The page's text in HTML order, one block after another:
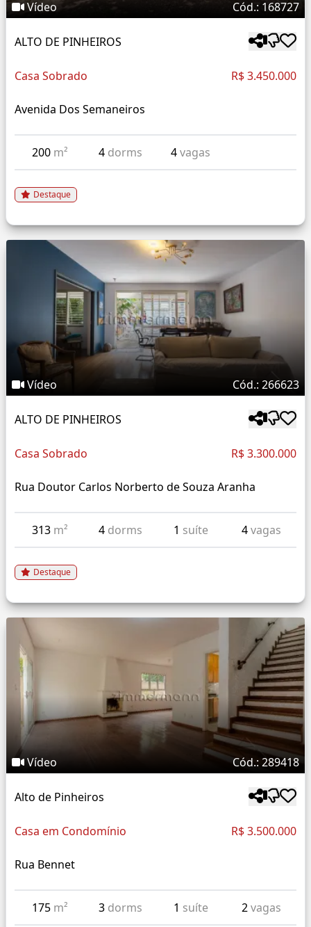
Vídeo Cód.: 168727
ALTO DE PINHEIROS
Casa Sobrado R$ 3.450.000
Avenida Dos Semaneiros
200 m² 4 dorms 4vagas
Destaque
Vídeo Cód.: 266623
ALTO DE PINHEIROS
Casa Sobrado R$ 3.300.000
Rua Doutor Carlos Norberto de Souza Aranha
313 m² 4 dorms 1 suíte 4vagas
Destaque
Vídeo Cód.: 289418
Alto de Pinheiros
Casa em Condomínio R$ 3.500.000
Rua Bennet
175 m² 3 dorms 1 suíte 2vagas